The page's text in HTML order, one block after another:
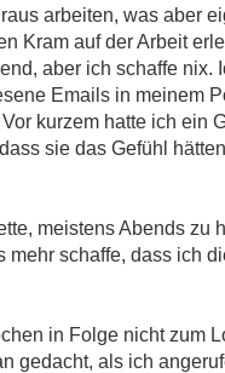
arbeiten, was aber
Kram auf der Arbeit
aber ich schaffe nix.
Emails in meinem
kurzem hatte ich
sie das Gefühl
meistens Abends zu
schaffe, dass ich
in Folge nicht zum
gedacht, als ich